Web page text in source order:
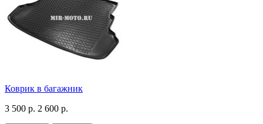
Коврик в багажник
3 500 р. 2 600 р.